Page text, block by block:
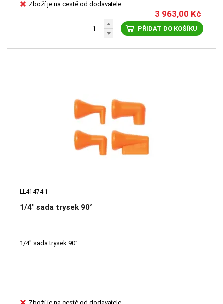
Zboží je na cestě od dodavatele
3 963,00 Kč
PŘIDAT DO KOŠÍKU
LL41474-1
1/4" sada trysek 90°
1/4" sada trysek 90°
Zboží je na cestě od dodavatele